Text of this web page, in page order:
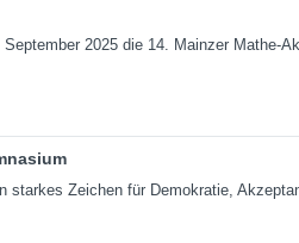
2025 die 14. Mainzer Mathe-
starkes Zeichen für Demokratie,